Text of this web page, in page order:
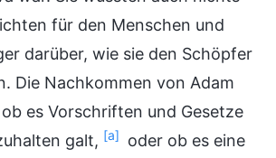
für den Menschen und
darüber, wie sie den Schöpfer
Die Nachkommen von Adam
es Vorschriften und Gesetze
galt, [a]
oder ob es eine